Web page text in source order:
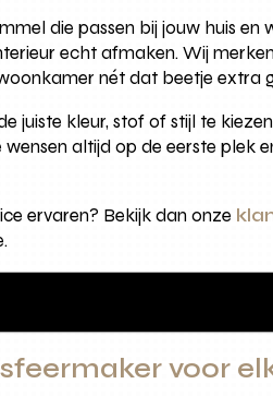
die passen bij jouw huis
echt afmaken. Wij
nét dat beetje extra
juiste kleur, stof of stijl te
altijd op de eerste
ervaren? Bekijk dan onze
voor